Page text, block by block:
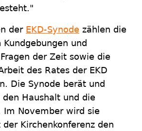
der EKD-Synode zählen die
und
der Zeit sowie die
des Rates der EKD
Die Synode berät und
den Haushalt und die
Im November wird sie
Kirchenkonferenz den